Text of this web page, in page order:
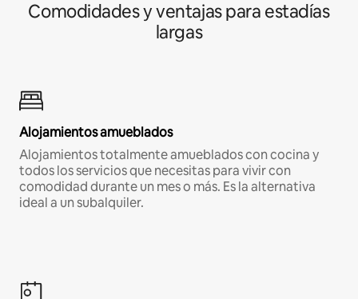
Comodidades y ventajas para estadías
largas
Alojamientos amueblados
Alojamientos totalmente amueblados con cocina y
todos los servicios que necesitas para vivir con
comodidad durante un mes o más. Es la alternativa
ideal a un subalquiler.